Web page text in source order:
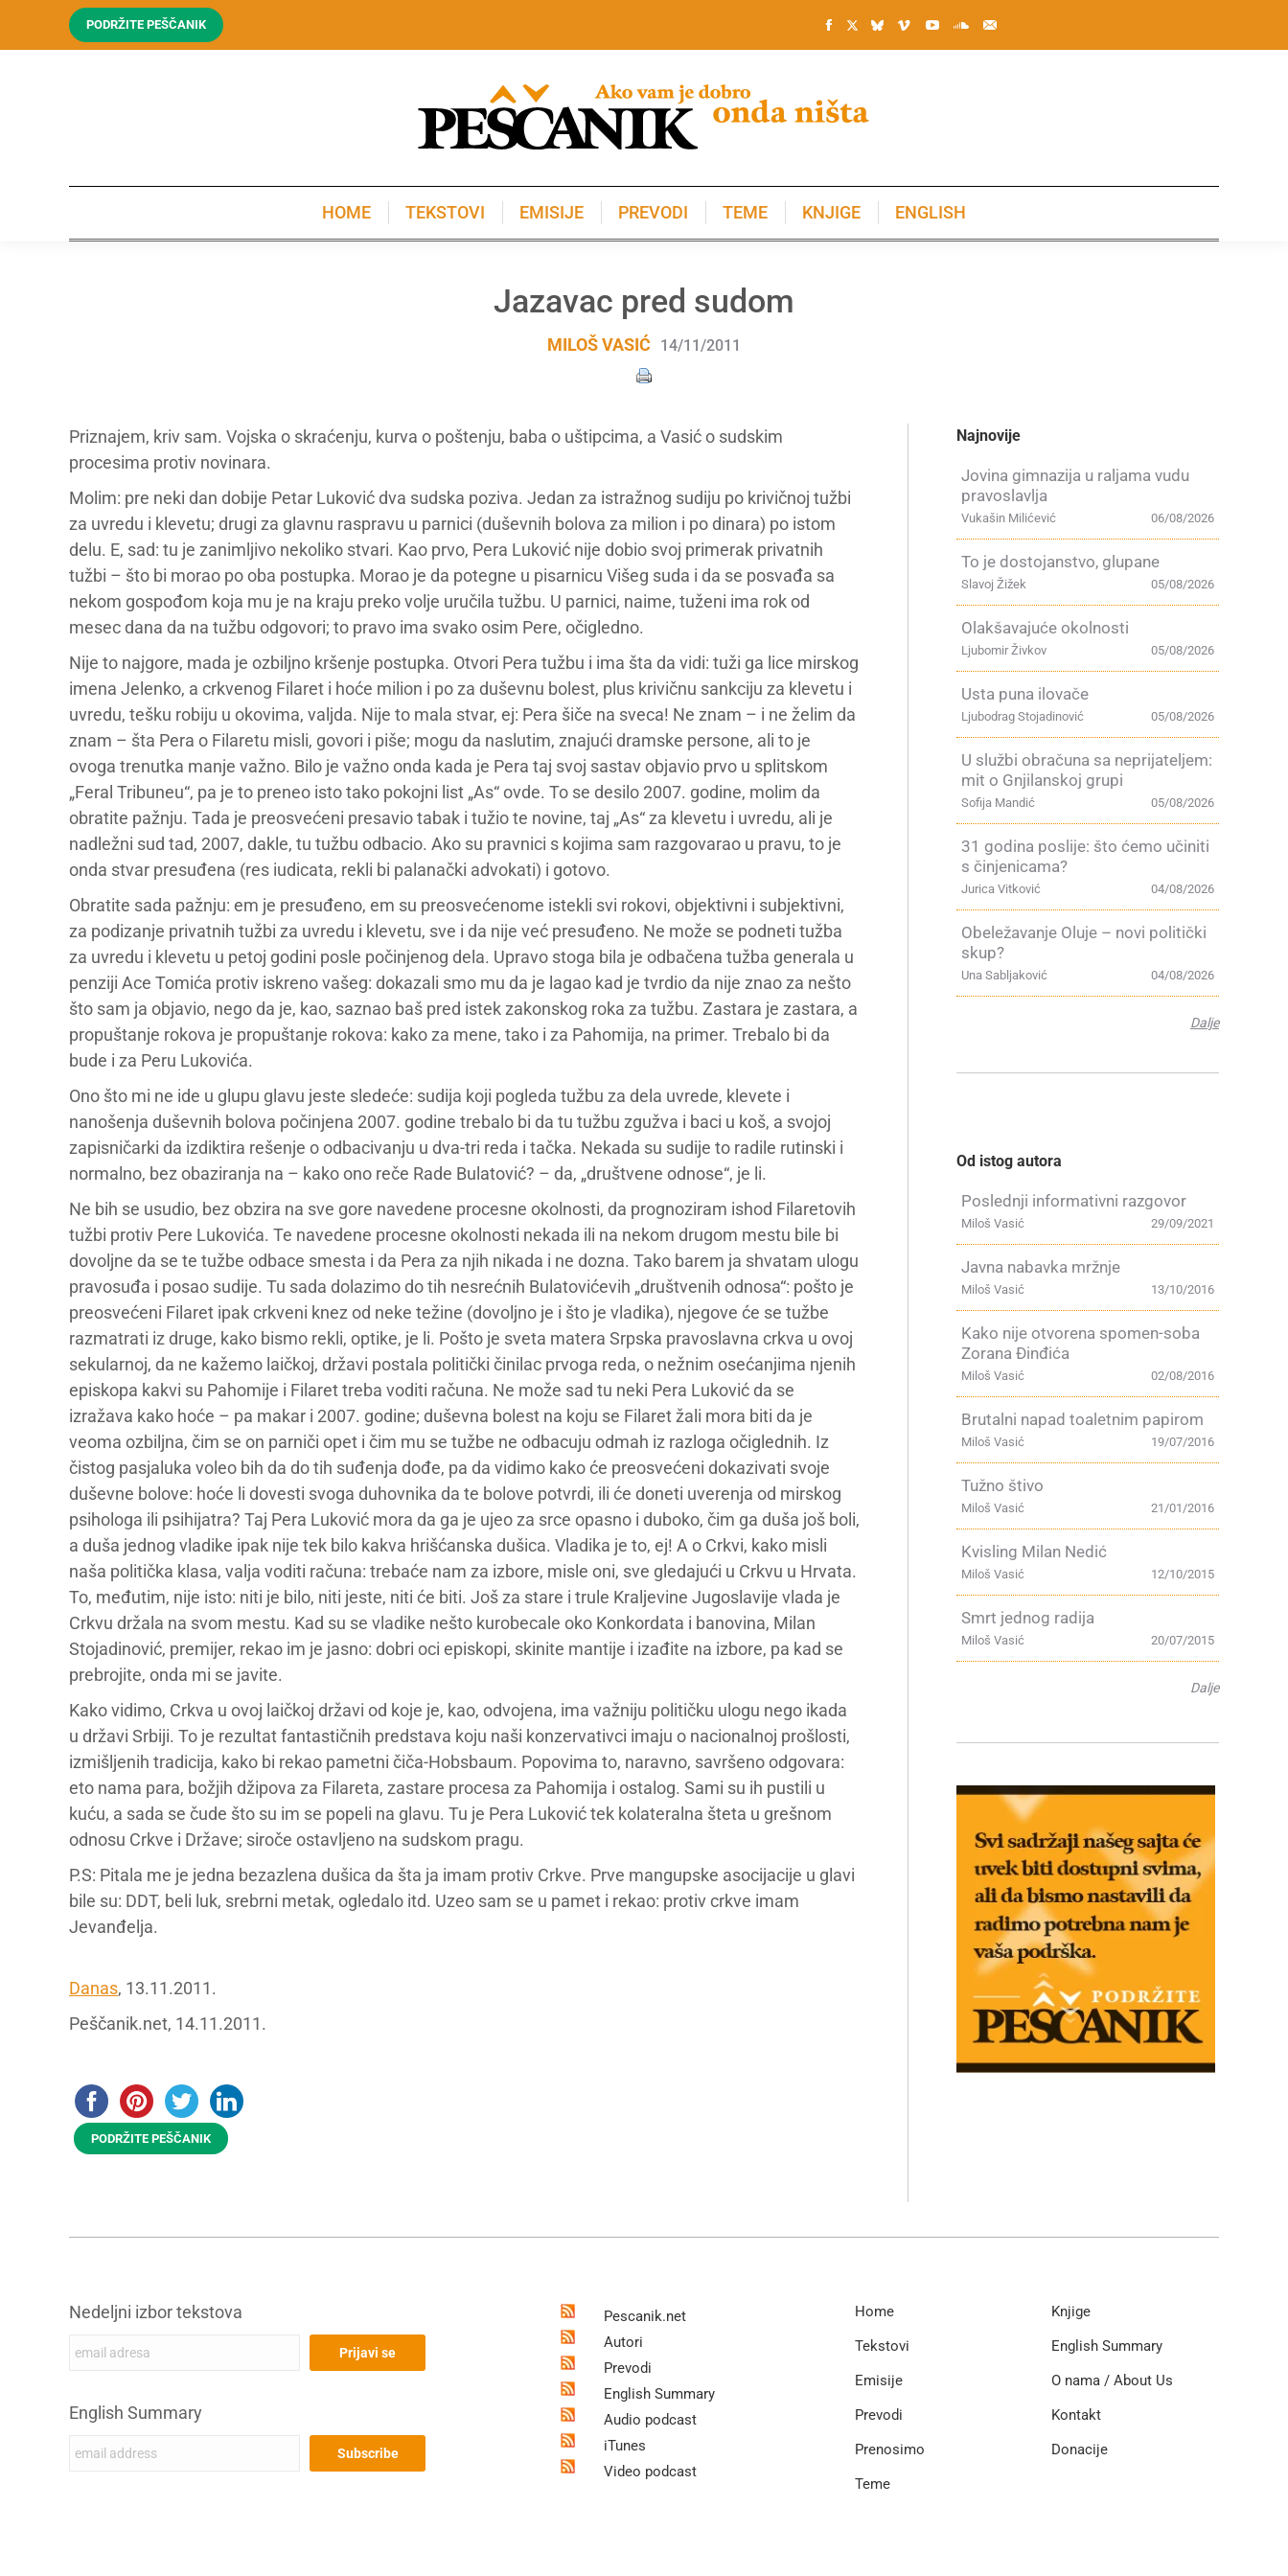
PODRŽITE PEŠČANIK
HOME TEKSTOVI EMISIJE PREVODI TEME KNJIGE ENGLISH
Jazavac pred sudom
MILOŠ VASIĆ 14/11/2011
Priznajem, kriv sam. Vojska o skraćenju, kurva o poštenju, baba o uštipcima, a Vasić o sudskim
procesima protiv novinara.
Molim: pre neki dan dobije Petar Luković dva sudska poziva. Jedan za istražnog sudiju po krivičnoj tužbi
za uvredu i klevetu; drugi za glavnu raspravu u parnici (duševnih bolova za milion i po dinara) po istom
delu. E, sad: tu je zanimljivo nekoliko stvari. Kao prvo, Pera Luković nije dobio svoj primerak privatnih
tužbi – što bi morao po oba postupka. Morao je da potegne u pisarnicu Višeg suda i da se posvađa sa
nekom gospođom koja mu je na kraju preko volje uručila tužbu. U parnici, naime, tuženi ima rok od
mesec dana da na tužbu odgovori; to pravo ima svako osim Pere, očigledno.
Nije to najgore, mada je ozbiljno kršenje postupka. Otvori Pera tužbu i ima šta da vidi: tuži ga lice mirskog
imena Jelenko, a crkvenog Filaret i hoće milion i po za duševnu bolest, plus krivičnu sankciju za klevetu i
uvredu, tešku robiju u okovima, valjda. Nije to mala stvar, ej: Pera šiče na sveca! Ne znam – i ne želim da
znam – šta Pera o Filaretu misli, govori i piše; mogu da naslutim, znajući dramske persone, ali to je
ovoga trenutka manje važno. Bilo je važno onda kada je Pera taj svoj sastav objavio prvo u splitskom
„Feral Tribuneu“, pa je to preneo isto tako pokojni list „As“ ovde. To se desilo 2007. godine, molim da
obratite pažnju. Tada je preosvećeni presavio tabak i tužio te novine, taj „As“ za klevetu i uvredu, ali je
nadležni sud tad, 2007, dakle, tu tužbu odbacio. Ako su pravnici s kojima sam razgovarao u pravu, to je
onda stvar presuđena (res iudicata, rekli bi palanački advokati) i gotovo.
Obratite sada pažnju: em je presuđeno, em su preosvećenome istekli svi rokovi, objektivni i subjektivni,
za podizanje privatnih tužbi za uvredu i klevetu, sve i da nije već presuđeno. Ne može se podneti tužba
za uvredu i klevetu u petoj godini posle počinjenog dela. Upravo stoga bila je odbačena tužba generala u
penziji Ace Tomića protiv iskreno vašeg: dokazali smo mu da je lagao kad je tvrdio da nije znao za nešto
što sam ja objavio, nego da je, kao, saznao baš pred istek zakonskog roka za tužbu. Zastara je zastara, a
propuštanje rokova je propuštanje rokova: kako za mene, tako i za Pahomija, na primer. Trebalo bi da
bude i za Peru Lukovića.
Ono što mi ne ide u glupu glavu jeste sledeće: sudija koji pogleda tužbu za dela uvrede, klevete i
nanošenja duševnih bolova počinjena 2007. godine trebalo bi da tu tužbu zgužva i baci u koš, a svojoj
zapisničarki da izdiktira rešenje o odbacivanju u dva-tri reda i tačka. Nekada su sudije to radile rutinski i
normalno, bez obaziranja na – kako ono reče Rade Bulatović? – da, „društvene odnose“, je li.
Ne bih se usudio, bez obzira na sve gore navedene procesne okolnosti, da prognoziram ishod Filaretovih
tužbi protiv Pere Lukovića. Te navedene procesne okolnosti nekada ili na nekom drugom mestu bile bi
dovoljne da se te tužbe odbace smesta i da Pera za njih nikada i ne dozna. Tako barem ja shvatam ulogu
pravosuđa i posao sudije. Tu sada dolazimo do tih nesrećnih Bulatovićevih „društvenih odnosa“: pošto je
preosvećeni Filaret ipak crkveni knez od neke težine (dovoljno je i što je vladika), njegove će se tužbe
razmatrati iz druge, kako bismo rekli, optike, je li. Pošto je sveta matera Srpska pravoslavna crkva u ovoj
sekularnoj, da ne kažemo laičkoj, državi postala politički činilac prvoga reda, o nežnim osećanjima njenih
episkopa kakvi su Pahomije i Filaret treba voditi računa. Ne može sad tu neki Pera Luković da se
izražava kako hoće – pa makar i 2007. godine; duševna bolest na koju se Filaret žali mora biti da je
veoma ozbiljna, čim se on parniči opet i čim mu se tužbe ne odbacuju odmah iz razloga očiglednih. Iz
čistog pasjaluka voleo bih da do tih suđenja dođe, pa da vidimo kako će preosvećeni dokazivati svoje
duševne bolove: hoće li dovesti svoga duhovnika da te bolove potvrdi, ili će doneti uverenja od mirskog
psihologa ili psihijatra? Taj Pera Luković mora da ga je ujeo za srce opasno i duboko, čim ga duša još boli,
a duša jednog vladike ipak nije tek bilo kakva hrišćanska dušica. Vladika je to, ej! A o Crkvi, kako misli
naša politička klasa, valja voditi računa: trebaće nam za izbore, misle oni, sve gledajući u Crkvu u Hrvata.
To, međutim, nije isto: niti je bilo, niti jeste, niti će biti. Još za stare i trule Kraljevine Jugoslavije vlada je
Crkvu držala na svom mestu. Kad su se vladike nešto kurobecale oko Konkordata i banovina, Milan
Stojadinović, premijer, rekao im je jasno: dobri oci episkopi, skinite mantije i izađite na izbore, pa kad se
prebrojite, onda mi se javite.
Kako vidimo, Crkva u ovoj laičkoj državi od koje je, kao, odvojena, ima važniju političku ulogu nego ikada
u državi Srbiji. To je rezultat fantastičnih predstava koju naši konzervativci imaju o nacionalnoj prošlosti,
izmišljenih tradicija, kako bi rekao pametni čiča-Hobsbaum. Popovima to, naravno, savršeno odgovara:
eto nama para, božjih džipova za Filareta, zastare procesa za Pahomija i ostalog. Sami su ih pustili u
kuću, a sada se čude što su im se popeli na glavu. Tu je Pera Luković tek kolateralna šteta u grešnom
odnosu Crkve i Države; siroče ostavljeno na sudskom pragu.
P.S: Pitala me je jedna bezazlena dušica da šta ja imam protiv Crkve. Prve mangupske asocijacije u glavi
bile su: DDT, beli luk, srebrni metak, ogledalo itd. Uzeo sam se u pamet i rekao: protiv crkve imam
Jevanđelja.
Danas, 13.11.2011.
Peščanik.net, 14.11.2011.
PODRŽITE PEŠČANIK
Najnovije
Jovina gimnazija u raljama vudu
pravoslavlja
06/08/2026
Vukašin Milićević
To je dostojanstvo, glupane
05/08/2026
Slavoj Žižek
Olakšavajuće okolnosti
05/08/2026
Ljubomir Živkov
Usta puna ilovače
05/08/2026
Ljubodrag Stojadinović
U službi obračuna sa neprijateljem:
mit o Gnjilanskoj grupi
05/08/2026
Sofija Mandić
31 godina poslije: što ćemo učiniti
s činjenicama?
04/08/2026
Jurica Vitković
Obeležavanje Oluje – novi politički
skup?
04/08/2026
Una Sabljaković
Dalje
Od istog autora
Poslednji informativni razgovor
29/09/2021
Miloš Vasić
Javna nabavka mržnje
13/10/2016
Miloš Vasić
Kako nije otvorena spomen-soba
Zorana Đinđića
02/08/2016
Miloš Vasić
Brutalni napad toaletnim papirom
19/07/2016
Miloš Vasić
Tužno štivo
21/01/2016
Miloš Vasić
Kvisling Milan Nedić
12/10/2015
Miloš Vasić
Smrt jednog radija
20/07/2015
Miloš Vasić
Dalje
Nedeljni izbor tekstova
English Summary
Pescanik.net
Autori
Prevodi
English Summary
Audio podcast
iTunes
Video podcast
Home
Tekstovi
Emisije
Prevodi
Prenosimo
Teme
Knjige
English Summary
O nama / About Us
Kontakt
Donacije
KNJIGE ENGLISH